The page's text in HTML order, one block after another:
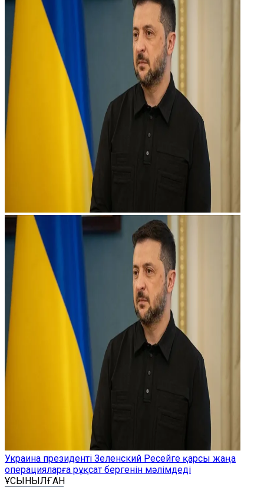
Украина президенті Зеленский Ресейге қарсы жаңа
операцияларға рұқсат бергенін мәлімдеді
ҰСЫНЫЛҒАН